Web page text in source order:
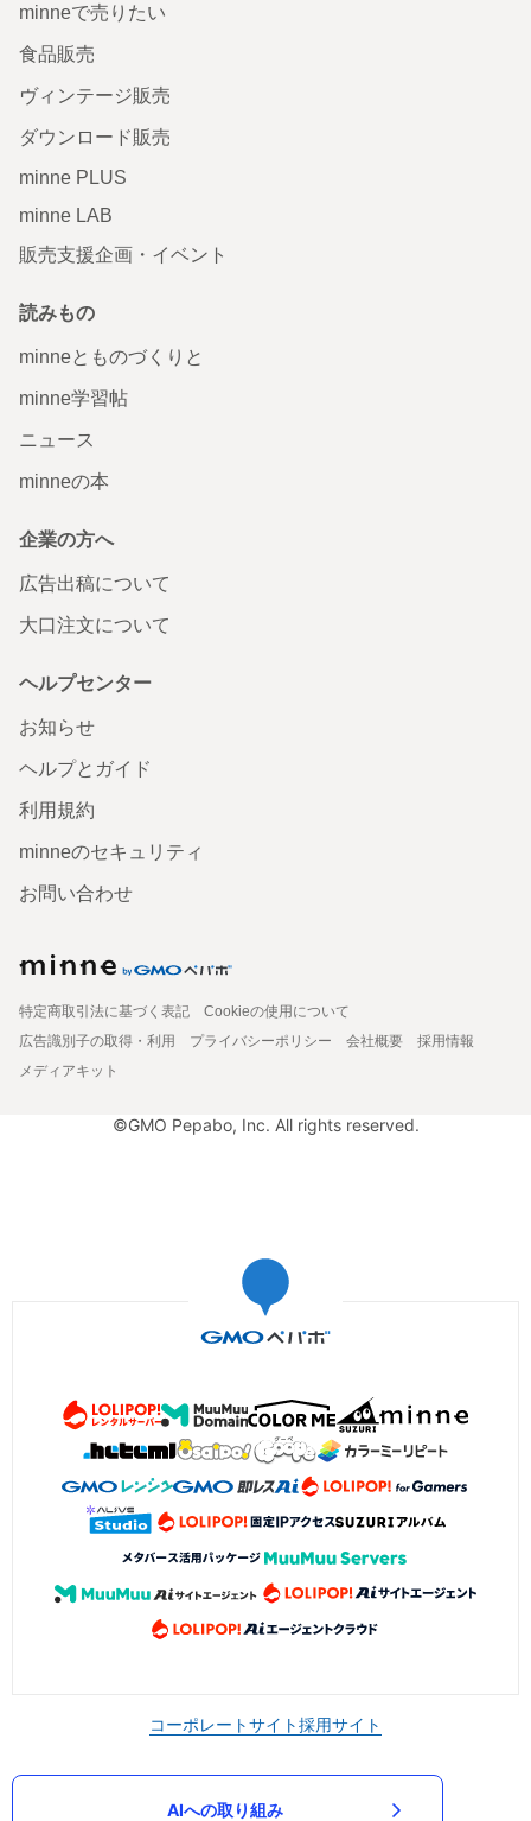
minneで売りたい
食品販売
ヴィンテージ販売
ダウンロード販売
minne PLUS
minne LAB
販売支援企画・イベント
読みもの
minneとものづくりと
minne学習帖
ニュース
minneの本
企業の方へ
広告出稿について
大口注文について
ヘルプセンター
お知らせ
ヘルプとガイド
利用規約
minneのセキュリティ
お問い合わせ
特定商取引法に基づく表記
Cookieの使用について
広告識別子の取得・利用
プライバシーポリシー 会社概要
採用情報
メディアキット
©GMO Pepabo, Inc. All rights reserved.
コーポレートサイト採用サイト
AIへの取り組み